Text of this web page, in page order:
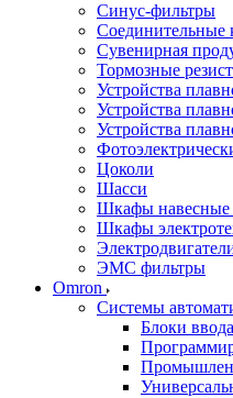
Синус-фильтры
Соединительные
Сувенирная
Тормозные
Устройства
Устройства
Устройства
Цоколи
Шасси
Шкафы навесные
Шкафы
ЭМС фильтры
Omron
Системы
Блоки